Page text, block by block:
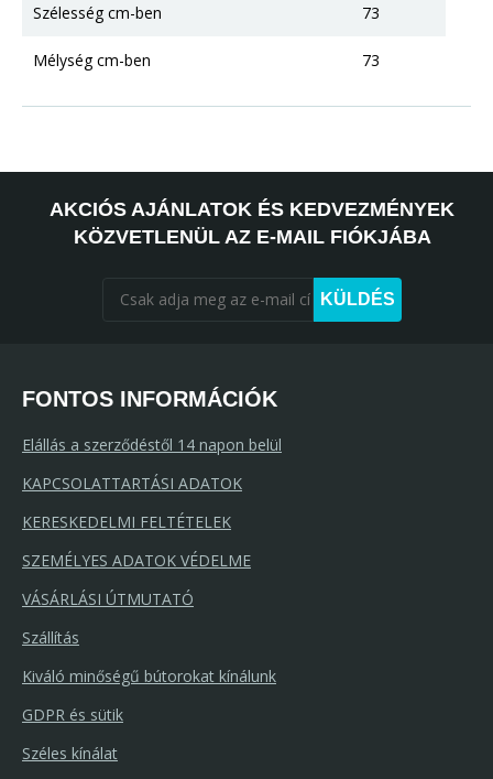
Szélesség cm-ben 73
Mélység cm-ben 73
AKCIÓS AJÁNLATOK ÉS KEDVEZMÉNYEK
KÖZVETLENÜL AZ E-MAIL FIÓKJÁBA
KÜLDÉS
FONTOS INFORMÁCIÓK
Elállás a szerződéstől 14 napon belül
KAPCSOLATTARTÁSI ADATOK
KERESKEDELMI FELTÉTELEK
SZEMÉLYES ADATOK VÉDELME
VÁSÁRLÁSI ÚTMUTATÓ
Szállítás
Kiváló minőségű bútorokat kínálunk
GDPR és sütik
Széles kínálat